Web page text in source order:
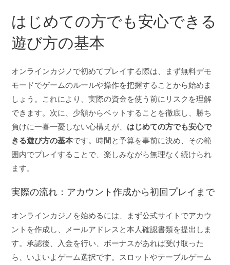
はじめての方でも安心できる
遊び方の基本
オンラインカジノで初めてプレイする際は、まず無料デモ
モードでゲームのルールや操作を把握することから始めま
しょう。これにより、実際の資金を使う前にリスクを理解
できます。次に、少額からベットすることを徹底し、勝ち
負けに一喜一憂しない心構えが、 はじめての方でも安心で
きる遊び方の基本です。時間と予算を事前に決め、その範
囲内でプレイすることで、楽しみながら無理なく続けられ
ます。
実際の流れ：アカウント作成から初回プレイまで
オンラインカジノを始めるには、まず公式サイトでアカウ
ントを作成し、メールアドレスと本人確認書類を提出しま
す。承認後、入金を行い、ボーナスがあれば受け取った
ら、いよいよゲーム選択です。スロットやテーブルゲーム